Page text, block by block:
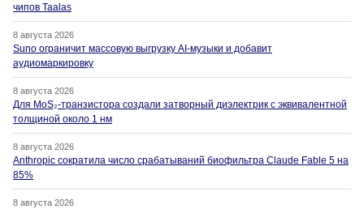
чипов Taalas
8 августа 2026
Suno ограничит массовую выгрузку AI-музыки и добавит
аудиомаркировку
8 августа 2026
Для MoS₂-транзистора создали затворный диэлектрик с эквивалентной
толщиной около 1 нм
8 августа 2026
Anthropic сократила число срабатываний биофильтра Claude Fable 5 на
85%
8 августа 2026